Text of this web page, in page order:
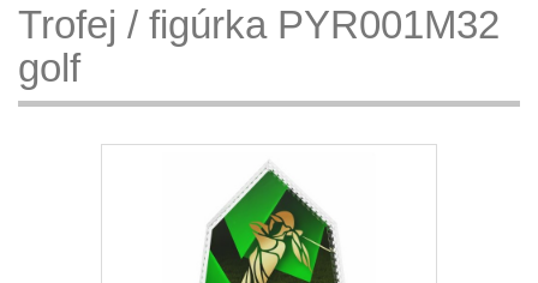
Trofej / figúrka PYR001M32
golf